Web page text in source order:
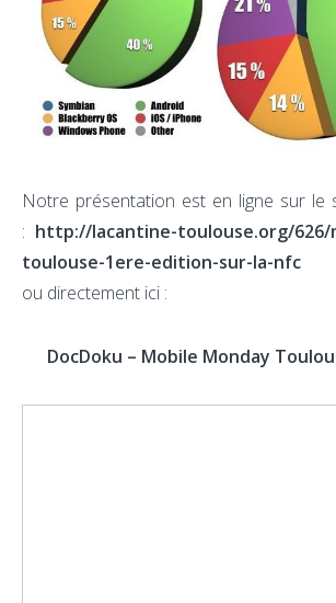
Notre présentation est en ligne sur le
: http://lacantine-toulouse.org/626/
toulouse-1ere-edition-sur-la-nfc
ou directement ici :
DocDoku – Mobile Monday